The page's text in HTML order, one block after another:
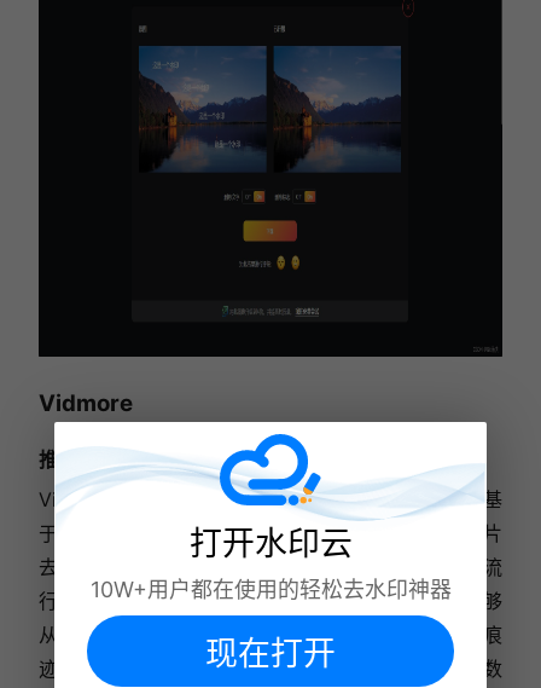
Vidmore
推荐指数：★★★★☆
Vidmore Free Watermark Remover Online 是一款基
于网络的 AI 水印去除工具，专注于提供高质量的图片
去水印服务。这款在线工具无需下载安装，支持多种流
行图片格式，如 JPG/JPEG/PNG/BMP/TIFF 等，能够
从图像中删除文本、图像、徽标等各种水印而不留下痕
迹。Vidmore 采用 256 位 AES 加密技术保护用户数
打开水印云
10W+用户都在使用的轻松去水印神器
现在打开